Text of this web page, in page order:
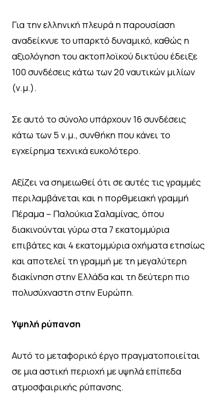
Για την ελληνική πλευρά η παρουσίαση
αναδείκνυε το υπαρκτό δυναμικό, καθώς η
αξιολόγηση του ακτοπλοϊκού δικτύου έδειξε
100 συνδέσεις κάτω των 20 ναυτικών μιλίων
(ν.μ.).
Σε αυτό το σύνολο υπάρχουν 16 συνδέσεις
κάτω των 5 ν.μ., συνθήκη που κάνει το
εγχείρημα τεχνικά ευκολότερο.
Αξίζει να σημειωθεί ότι σε αυτές τις γραμμές
περιλαμβάνεται και η πορθμειακή γραμμή
Πέραμα – Παλούκια Σαλαμίνας, όπου
διακινούνται γύρω στα 7 εκατομμύρια
επιβάτες και 4 εκατομμύρια οχήματα ετησίως
και αποτελεί τη γραμμή με τη μεγαλύτερη
διακίνηση στην Ελλάδα και τη δεύτερη πιο
πολυσύχναστη στην Ευρώπη.
Υψηλή ρύπανση
Αυτό το μεταφορικό έργο πραγματοποιείται
σε μια αστική περιοχή με υψηλά επίπεδα
ατμοσφαιρικής ρύπανσης.